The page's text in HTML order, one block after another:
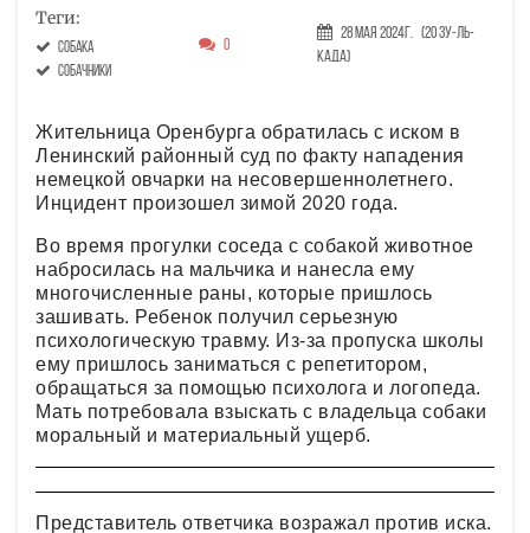
Теги:
собака
собачники
0
28 Мая 2024г. (20 Зу-ль-
када)
Жительница Оренбурга обратилась с иском в
Ленинский районный суд по факту нападения
немецкой овчарки на несовершеннолетнего.
Инцидент произошел зимой 2020 года.
Во время прогулки соседа с собакой животное
набросилась на мальчика и нанесла ему
многочисленные раны, которые пришлось
зашивать. Ребенок получил серьезную
психологическую травму. Из-за пропуска школы
ему пришлось заниматься с репетитором,
обращаться за помощью психолога и логопеда.
Мать потребовала взыскать с владельца собаки
моральный и материальный ущерб.
Представитель ответчика возражал против иска.